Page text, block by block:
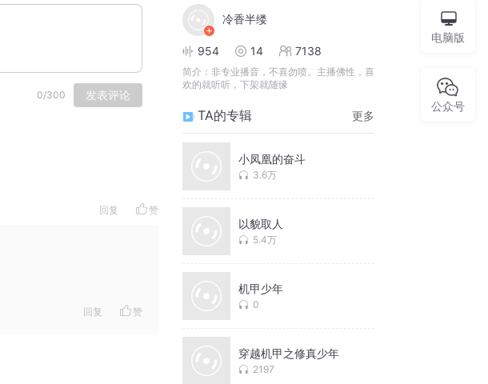
0/300 发表评论
回复 赞
回复 赞
冷香半缕
954 14 7138
简介： 非专业播音，不喜勿喷。主播佛性，喜
欢的就听听，下架就随缘
TA的专辑 更多
小凤凰的奋斗
3.6万
以貌取人
5.4万
机甲少年
0
穿越机甲之修真少年
2197
电脑版
公众号